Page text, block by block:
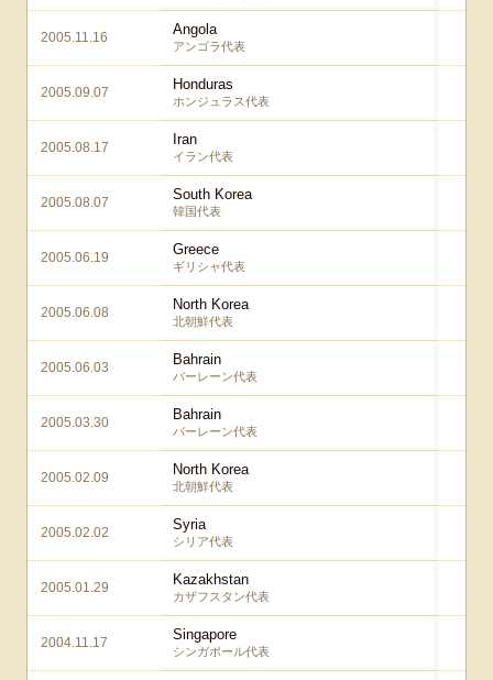
2005.11.16 Angola
アンゴラ代表
2005.09.07 Honduras
ホンジュラス代表
2005.08.17 Iran
イラン代表
2005.08.07 South Korea
韓国代表
2005.06.19 Greece
ギリシャ代表
2005.06.08 North Korea
北朝鮮代表
2005.06.03 Bahrain
バーレーン代表
2005.03.30 Bahrain
バーレーン代表
2005.02.09 North Korea
北朝鮮代表
2005.02.02 Syria
シリア代表
2005.01.29 Kazakhstan
カザフスタン代表
2004.11.17 Singapore
シンガポール代表